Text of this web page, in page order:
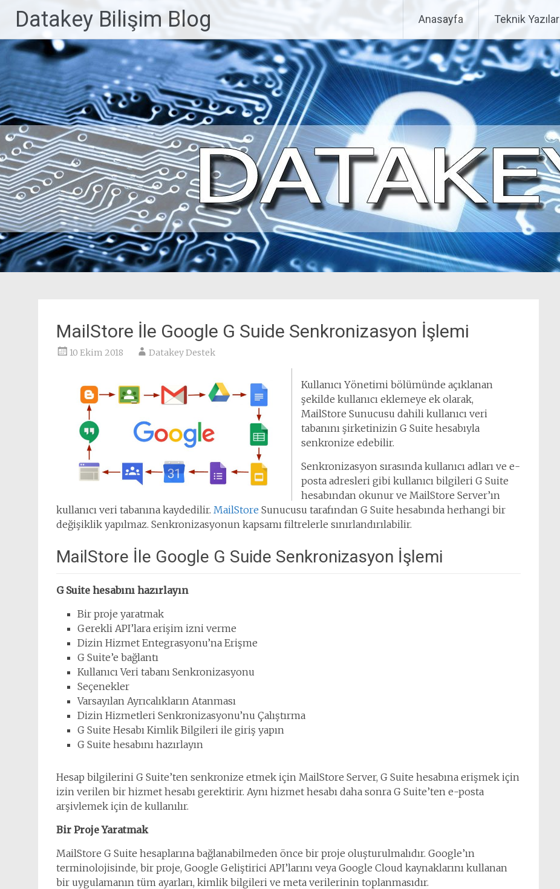
Datakey Bilişim Blog Anasayfa Teknik Yazılar
MailStore İle Google G Suide Senkronizasyon İşlemi
10 Ekim 2018 Datakey Destek
Kullanıcı Yönetimi bölümünde açıklanan
şekilde kullanıcı eklemeye ek olarak,
MailStore Sunucusu dahili kullanıcı veri
tabanını şirketinizin G Suite hesabıyla
senkronize edebilir.
Senkronizasyon sırasında kullanıcı adları ve e-
posta adresleri gibi kullanıcı bilgileri G Suite
hesabından okunur ve MailStore Server’ın
kullanıcı veri tabanına kaydedilir. MailStore Sunucusu tarafından G Suite hesabında herhangi bir
değişiklik yapılmaz. Senkronizasyonun kapsamı filtrelerle sınırlandırılabilir.
MailStore İle Google G Suide Senkronizasyon İşlemi
G Suite hesabını hazırlayın
Bir proje yaratmak
Gerekli API’lara erişim izni verme
Dizin Hizmet Entegrasyonu’na Erişme
G Suite’e bağlantı
Kullanıcı Veri tabanı Senkronizasyonu
Seçenekler
Varsayılan Ayrıcalıkların Atanması
Dizin Hizmetleri Senkronizasyonu’nu Çalıştırma
G Suite Hesabı Kimlik Bilgileri ile giriş yapın
G Suite hesabını hazırlayın
Hesap bilgilerini G Suite’ten senkronize etmek için MailStore Server, G Suite hesabına erişmek için
izin verilen bir hizmet hesabı gerektirir. Aynı hizmet hesabı daha sonra G Suite’ten e-posta
arşivlemek için de kullanılır.
Bir Proje Yaratmak
MailStore G Suite hesaplarına bağlanabilmeden önce bir proje oluşturulmalıdır. Google’ın
terminolojisinde, bir proje, Google Geliştirici API’larını veya Google Cloud kaynaklarını kullanan
bir uygulamanın tüm ayarları, kimlik bilgileri ve meta verilerinin toplanmasıdır.